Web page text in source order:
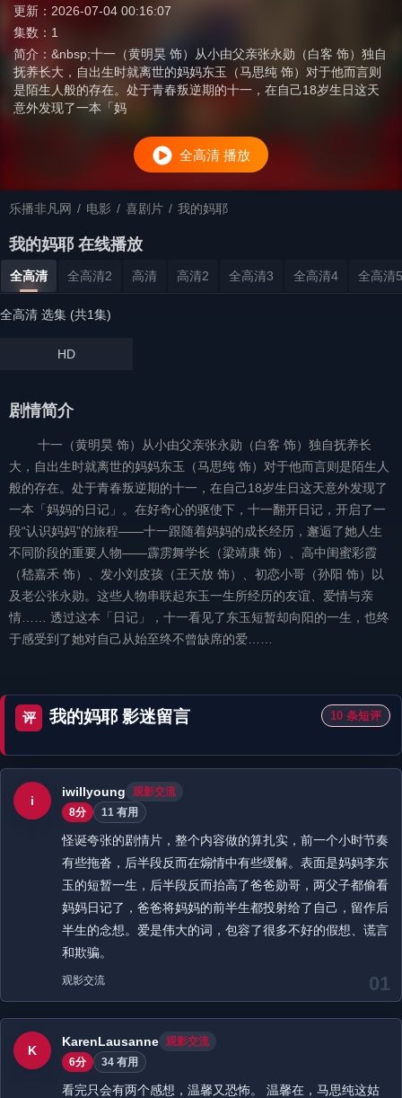
更新： 2026-07-04 00:16:07
集数： 1
简介： &nbsp;十一（黄明昊 饰）从小由父亲张永勋（白客 饰）独自
抚养长大，自出生时就离世的妈妈东玉（马思纯 饰）对于他而言则
是陌生人般的存在。处于青春叛逆期的十一，在自己18岁生日这天
意外发现了一本「妈
全高清 播放
乐播非凡网 / 电影 / 喜剧片 / 我的妈耶
我的妈耶 在线播放
全高清 全高清2 高清 高清2 全高清3 全高清4 全高清5
全高清 选集 (共1集)
HD
剧情简介
十一（黄明昊 饰）从小由父亲张永勋（白客 饰）独自抚养长
大，自出生时就离世的妈妈东玉（马思纯 饰）对于他而言则是陌生人
般的存在。处于青春叛逆期的十一，在自己18岁生日这天意外发现了
一本「妈妈的日记」。在好奇心的驱使下，十一翻开日记，开启了一
段“认识妈妈”的旅程——十一跟随着妈妈的成长经历，邂逅了她人生
不同阶段的重要人物——霹雳舞学长（梁靖康 饰）、高中闺蜜彩霞
（嵇嘉禾 饰）、发小刘皮孩（王天放 饰）、初恋小哥（孙阳 饰）以
及老公张永勋。这些人物串联起东玉一生所经历的友谊、爱情与亲
情…… 透过这本「日记」，十一看见了东玉短暂却向阳的一生，也终
于感受到了她对自己从始至终不曾缺席的爱……
评 我的妈耶 影迷留言 10 条短评
01
i
iwillyoung
观影交流
8分
11 有用
怪诞夸张的剧情片，整个内容做的算扎实，前一个小时节奏
有些拖沓，后半段反而在煽情中有些缓解。表面是妈妈李东
玉的短暂一生，后半段反而抬高了爸爸勋哥，两父子都偷看
妈妈日记了，爸爸将妈妈的前半生都投射给了自己，留作后
半生的念想。爱是伟大的词，包容了很多不好的假想、谎言
和欺骗。
观影交流
K
KarenLausanne 观影交流
6分
34 有用
看完只会有两个感想，温馨又恐怖。 温馨在，马思纯这姑